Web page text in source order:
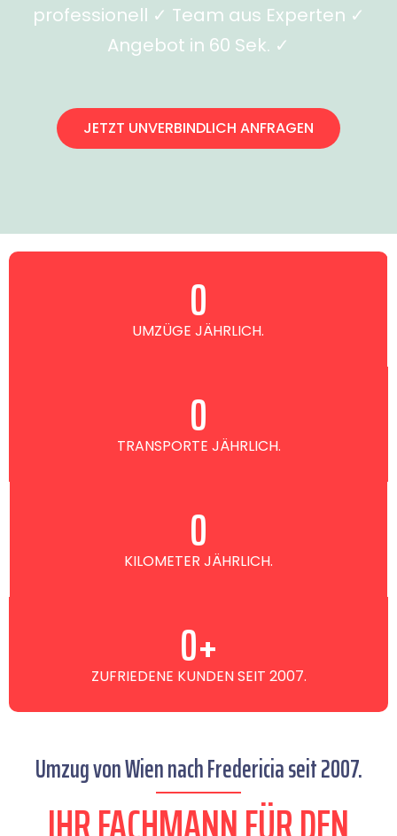
professionell ✓ Team aus Experten ✓
Angebot in 60 Sek. ✓
JETZT UNVERBINDLICH ANFRAGEN
UMZÜGE JÄHRLICH.
0
TRANSPORTE JÄHRLICH.
0
KILOMETER JÄHRLICH.
0
ZUFRIEDENE KUNDEN SEIT 2007.
0+
Umzug von Wien nach Fredericia seit 2007.